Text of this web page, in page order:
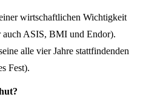
wirtschaftlichen Wichtigkeit
ASIS, BMI und Endor).
alle vier Jahre stattfindenden
Fest).